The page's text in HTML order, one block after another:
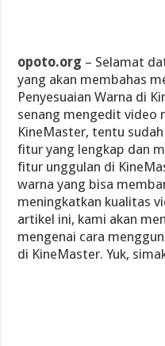
opoto.org – Selamat
yang akan membahas
Penyesuaian Warna di
senang mengedit video
KineMaster, tentu
fitur yang lengkap dan
fitur unggulan di
warna yang bisa
meningkatkan kualitas
artikel ini, kami akan
mengenai cara
di KineMaster. Yuk,